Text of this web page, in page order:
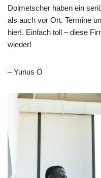
Dolmetscher haben ein
als auch vor Ort. Termine
hier!. Einfach toll – diese
wieder!
– Yunus Ö